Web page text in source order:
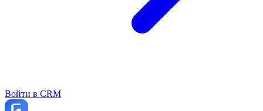
Войти в CRM